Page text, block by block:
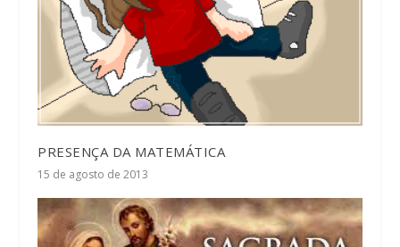
PRESENÇA DA MATEMÁTICA
15 de agosto de 2013